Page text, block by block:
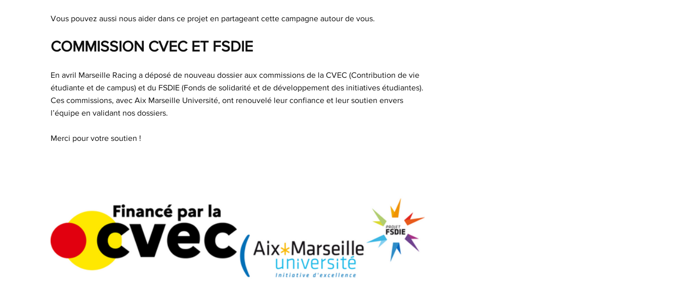
Vous pouvez aussi nous aider dans ce projet en partageant cette campagne autour de vous.
COMMISSION CVEC ET FSDIE
En avril Marseille Racing a déposé de nouveau dossier aux commissions de la CVEC (Contribution de vie
étudiante et de campus) et du FSDIE (Fonds de solidarité et de développement des initiatives étudiantes).
Ces commissions, avec Aix Marseille Université, ont renouvelé leur confiance et leur soutien envers
l’équipe en validant nos dossiers.
Merci pour votre soutien !